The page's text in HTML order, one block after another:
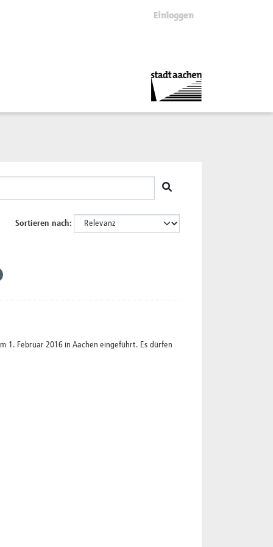
Einloggen
Sortieren nach
1. Februar 2016 in Aachen eingeführt. Es dürfen